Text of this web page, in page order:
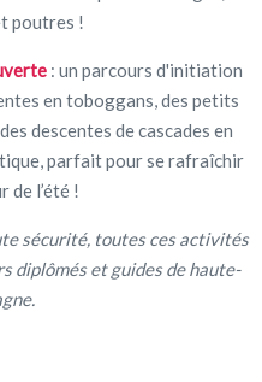
poutres !
: un parcours d'initiation
en toboggans, des petits
descentes de cascades en
parfait pour se rafraîchir
de l’été !
sécurité, toutes ces activités
diplômés et guides de haute-